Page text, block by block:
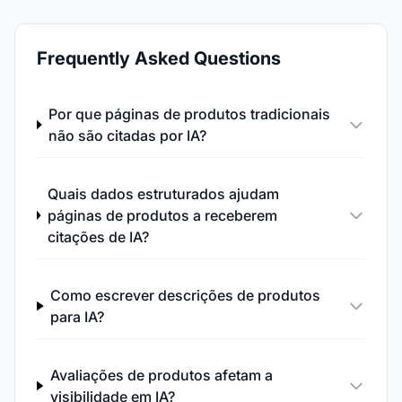
Frequently Asked Questions
Por que páginas de produtos tradicionais
não são citadas por IA?
Quais dados estruturados ajudam
páginas de produtos a receberem
citações de IA?
Como escrever descrições de produtos
para IA?
Avaliações de produtos afetam a
visibilidade em IA?